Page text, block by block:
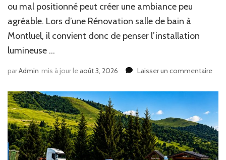
ou mal positionné peut créer une ambiance peu
agréable. Lors d’une Rénovation salle de bain à
Montluel, il convient donc de penser l’installation
lumineuse …
parAdmin mis à jour leaoût 3, 2026 Laisser un commentairesur
pour
une
salle